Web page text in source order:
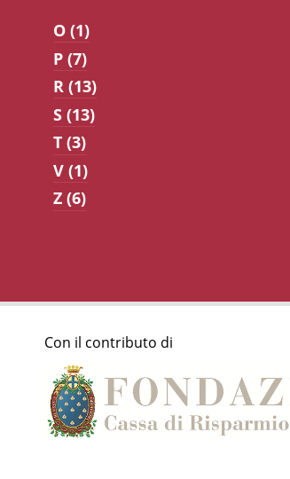
O (1)
P (7)
R (13)
S (13)
T (3)
V (1)
Z (6)
Con il contributo di